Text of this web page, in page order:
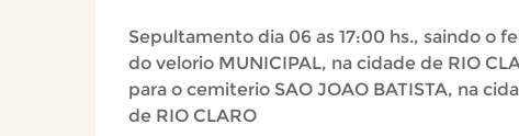
Sepultamento dia 06 as 17:00 hs., saindo o
do velorio MUNICIPAL, na cidade de RIO
para o cemiterio SAO JOAO BATISTA, na
de RIO CLARO